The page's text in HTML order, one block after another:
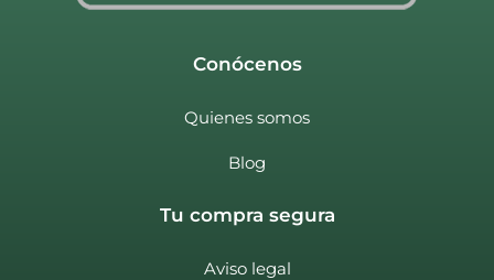
Conócenos
Quienes somos
Blog
Tu compra segura
Aviso legal